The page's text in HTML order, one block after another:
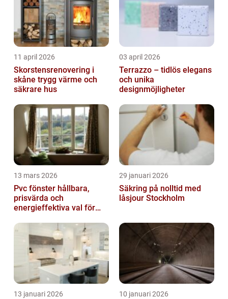
11 april 2026
Skorstensrenovering i
skåne trygg värme och
säkrare hus
03 april 2026
Terrazzo – tidlös elegans
och unika
designmöjligheter
13 mars 2026
Pvc fönster hållbara,
prisvärda och
energieffektiva val för
29 januari 2026
Säkring på nolltid med
låsjour Stockholm
13 januari 2026 10 januari 2026